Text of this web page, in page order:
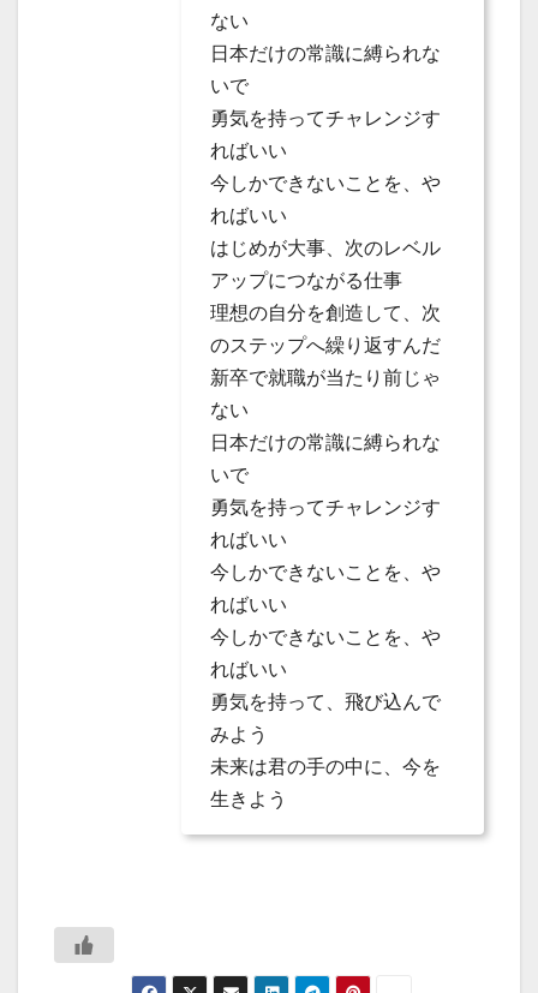
ない
日本だけの常識に縛られな
いで
勇気を持ってチャレンジす
ればいい
今しかできないことを、や
ればいい
はじめが大事、次のレベル
アップにつながる仕事
理想の自分を創造して、次
のステップへ繰り返すんだ
新卒で就職が当たり前じゃ
ない
日本だけの常識に縛られな
いで
勇気を持ってチャレンジす
ればいい
今しかできないことを、や
ればいい
今しかできないことを、や
ればいい
勇気を持って、飛び込んで
みよう
未来は君の手の中に、今を
生きよう